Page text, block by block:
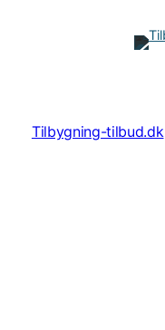
Tilbygning-tilbud.dk